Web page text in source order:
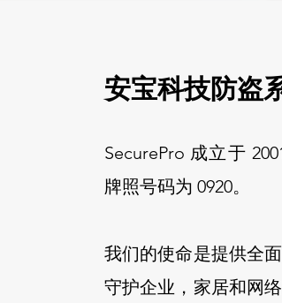
安宝科技防盗
SecurePro 成立于
牌照号码为 0920。
我们的使命是提供全
守护企业，家居和网